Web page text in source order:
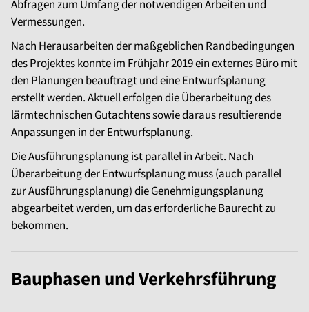
Abfragen zum Umfang der notwendigen Arbeiten und
Vermessungen.
Nach Herausarbeiten der maßgeblichen Randbedingungen
des Projektes konnte im Frühjahr 2019 ein externes Büro mit
den Planungen beauftragt und eine Entwurfsplanung
erstellt werden. Aktuell erfolgen die Überarbeitung des
lärmtechnischen Gutachtens sowie daraus resultierende
Anpassungen in der Entwurfsplanung.
Die Ausführungsplanung ist parallel in Arbeit. Nach
Überarbeitung der Entwurfsplanung muss (auch parallel
zur Ausführungsplanung) die Genehmigungsplanung
abgearbeitet werden, um das erforderliche Baurecht zu
bekommen.
Bauphasen und Verkehrsführung